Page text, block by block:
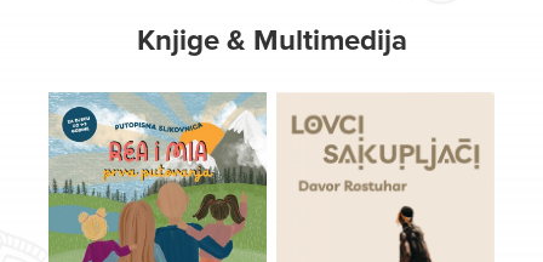
Knjige & Multimedija